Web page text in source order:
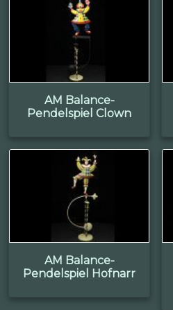
AM Balance-
Pendelspiel Clown
AM Balance-
Pendelspiel Hofnarr